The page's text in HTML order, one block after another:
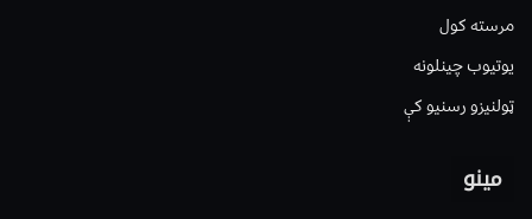
مرسته کول
یوتیوب چینلونه
ټولنیزو رسنیو کې
مینو